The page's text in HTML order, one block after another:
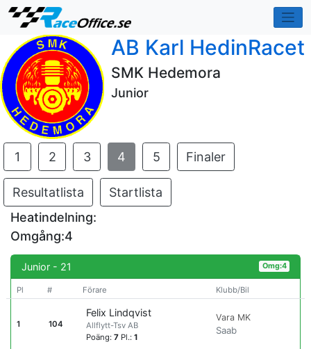
AB Karl HedinRacet
SMK Hedemora
Junior
1 2 3 4 5 Finaler
Resultatlista
Startlista
Heatindelning:
Omgång:4
Junior - 21 Omg:4
Pl # Förare Klubb/Bil
1 104
Felix Lindqvist
Allflytt-Tsv AB
Poäng:7 Pl.:1
Vara MK
Saab